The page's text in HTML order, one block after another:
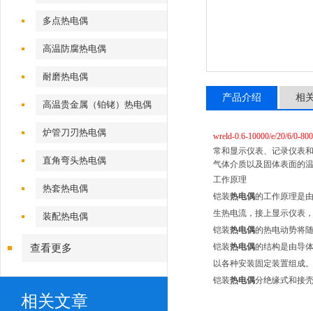
多点热电偶
高温防腐热电偶
耐磨热电偶
高温贵金属（铂铑）热电偶
炉管刀刃热电偶
直角弯头热电偶
热套热电偶
装配热电偶
查看更多
相关文章
产品介绍 相
wreld-0.6-10000/e/20/6/0-
常和显示仪表、记录仪表
气体介质以及固体表面的
工作原理
铠装热电偶的工作原理是
生热电流，接上显示仪表
铠装热电偶的热电动势将
铠装热电偶的结构是由导
以各种安装固定装置组成。
铠装热电偶分绝缘式和接